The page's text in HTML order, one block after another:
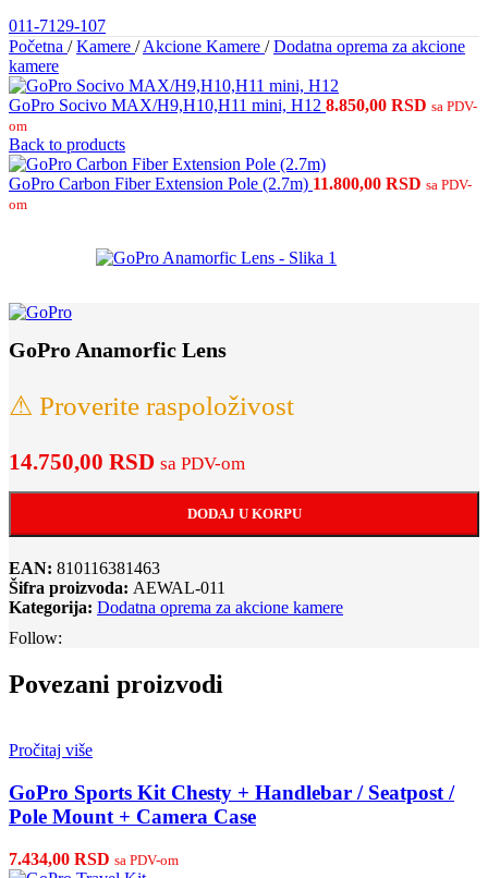
011-7129-107
Početna / Kamere / Akcione Kamere / Dodatna oprema za akcione
kamere
GoPro Socivo MAX/H9,H10,H11 mini, H12 8.850,00 RSD sa PDV-
om
Back to products
GoPro Carbon Fiber Extension Pole (2.7m) 11.800,00 RSD sa PDV-
om
GoPro Anamorfic Lens
⚠ Proverite raspoloživost
14.750,00 RSD sa PDV-om
DODAJ U KORPU
EAN: 810116381463
Šifra proizvoda: AEWAL-011
Kategorija: Dodatna oprema za akcione kamere
Follow:
Povezani proizvodi
Pročitaj više
GoPro Sports Kit Chesty + Handlebar / Seatpost /
Pole Mount + Camera Case
7.434,00 RSD sa PDV-om